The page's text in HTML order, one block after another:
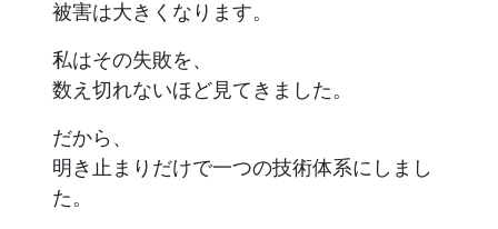
被害は大きくなります。
私はその失敗を、
数え切れないほど見てきました。
だから、
明き止まりだけで一つの技術体系にしまし
た。